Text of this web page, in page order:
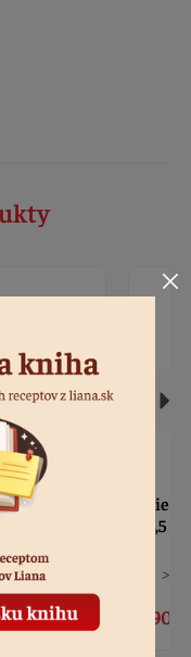
na cesto 19,4 x
10 Kód: 598
€